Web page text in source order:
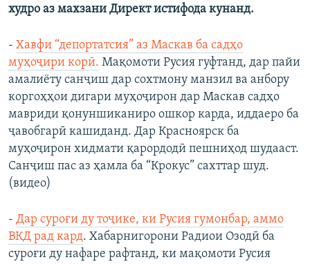
худро аз махзани Директ истифода кунанд.
- Хавфи “депортатсия” аз Маскав ба садҳо
муҳоҷири корӣ. Мақомоти Русия гуфтанд, дар пайи
амалиёту санҷиш дар сохтмону манзил ва анбору
коргоҳҳои дигари муҳоҷирон дар Маскав садҳо
мавриди қонуншиканиро ошкор карда, иддаеро ба
ҷавобгарӣ кашиданд. Дар Красноярск ба
муҳоҷирон хидмати қарордодӣ пешниҳод шудааст.
Санҷиш пас аз ҳамла ба “Крокус” сахттар шуд.
(видео)
- Дар суроғи ду тоҷике, ки Русия гумонбар, аммо
ВКД рад кард. Хабарнигорони Радиои Озодӣ ба
суроғи ду нафаре рафтанд, ки мақомоти Русия